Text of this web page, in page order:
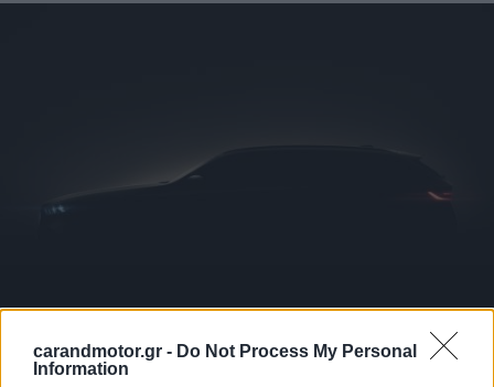
carandmotor.gr - Do Not Process My Personal
Information